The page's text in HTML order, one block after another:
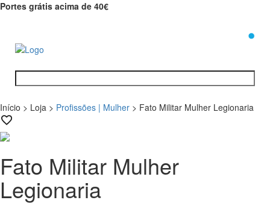
Portes grátis acima de 40€
Início > Loja > Profissões | Mulher > Fato Militar Mulher Legionaria
Fato Militar Mulher
Legionaria